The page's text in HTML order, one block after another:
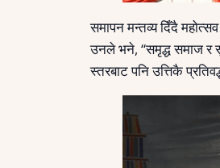
समापन मन्तव्य दिँदै
उनले भने, “समृद्ध समाज र
स्तरबाट पनि उत्तिकै